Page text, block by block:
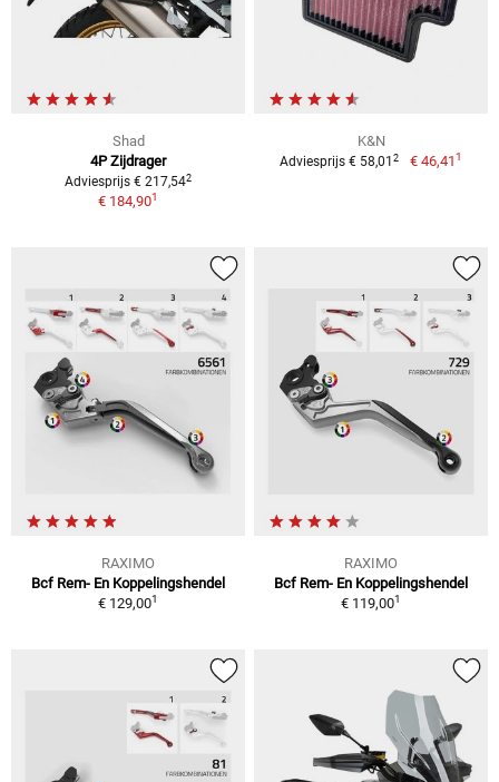
Shad
4P Zijdrager
Adviesprijs € 217,542
€ 184,901
K&N
Adviesprijs € 58,012 € 46,411
RAXIMO
Bcf Rem- En Koppelingshendel
€ 129,001
RAXIMO
Bcf Rem- En Koppelingshendel
€ 119,001